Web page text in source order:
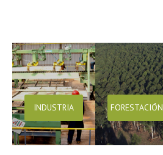
INDUSTRIA FORESTACIÓN